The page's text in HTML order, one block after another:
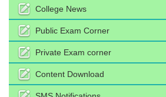
College News
Public Exam Corner
Private Exam corner
Content Download